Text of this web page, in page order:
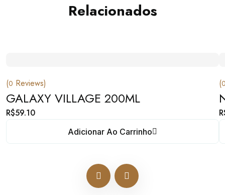
Relacionados
(0 Reviews)
GALAXY VILLAGE 200ML
R$59.10
Adicionar Ao Carrinho
(